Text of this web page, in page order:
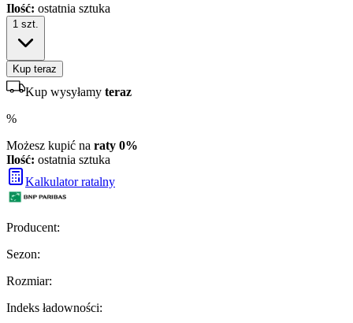
Ilość: ostatnia sztuka
1 szt.
Kup teraz
Kup wysyłamy teraz
%
Możesz kupić na raty 0%
Ilość: ostatnia sztuka
Kalkulator ratalny
Producent:
Sezon:
Rozmiar:
Indeks ładowności: